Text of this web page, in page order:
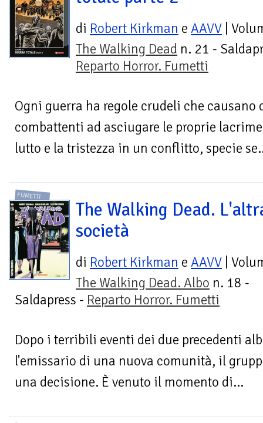
di Robert Kirkman e AAVV |
The Walking Dead n. 21 -
Reparto Horror. Fumetti
Ogni guerra ha regole crudeli che causano
combattenti ad asciugare le proprie
lutto e la tristezza in un conflitto, specie
FUMETTI
The Walking Dead.
società
di Robert Kirkman e AAVV |
The Walking Dead. Albo n. 18 -
Saldapress - Reparto Horror. Fumetti
Dopo i terribili eventi dei due precedenti
l'emissario di una nuova comunità, il
una decisione. È venuto il momento di...